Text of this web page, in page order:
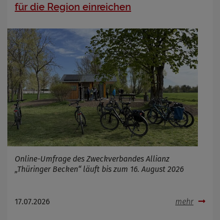
für die Region einreichen
Online-Umfrage des Zweckverbandes Allianz
„Thüringer Becken“ läuft bis zum 16. August 2026
17.07.2026 mehr
Name
Cookies die bei der Verwendung von
OpenWeatherAPI gesetzt werden
Zweck
Cookie Name
Cookie Laufzeit
Infos schließen